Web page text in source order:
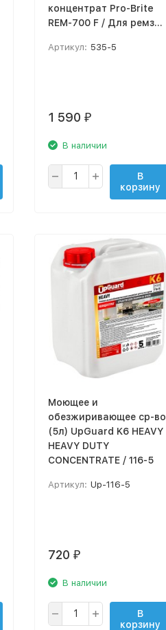
концентрат Pro-Brite
REM-700 F / Для ремзон
Артикул: 535-5
1 590 ₽
В наличии
В
корзину
Моющее и
обезжиривающее ср-во
(5л) UpGuard K6 HEAVY
HEAVY DUTY
CONCENTRATE / 116-5
Артикул: Up-116-5
720 ₽
В наличии
В
корзину